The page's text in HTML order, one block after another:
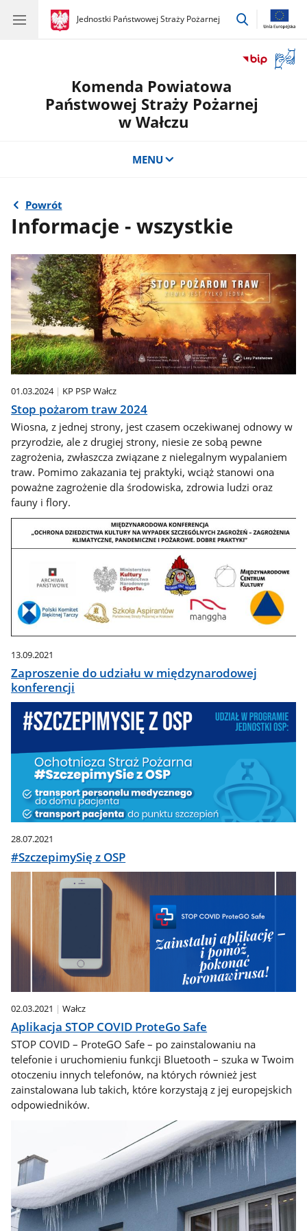
gov.pl
Jednostki Państwowej Straży Pożarnej
gov.pl
Jednostki
przejdź
okno
Komenda Powiatowa
Państwowej Straży Pożarnej
w Wałczu
MENU
Powrót
Informacje - wszystkie
01.03.2024 KP PSP Wałcz
Stop pożarom traw 2024
Wiosna, z jednej strony, jest czasem oczekiwanej odnowy w
przyrodzie, ale z drugiej strony, niesie ze sobą pewne
zagrożenia, zwłaszcza związane z nielegalnym wypalaniem
traw. Pomimo zakazania tej praktyki, wciąż stanowi ona
poważne zagrożenie dla środowiska, zdrowia ludzi oraz
fauny i flory.
13.09.2021
Zaproszenie do udziału w międzynarodowej
konferencji
28.07.2021
#SzczepimySię z OSP
02.03.2021 Wałcz
Aplikacja STOP COVID ProteGo Safe
STOP COVID – ProteGO Safe – po zainstalowaniu na
telefonie i uruchomieniu funkcji Bluetooth – szuka w Twoim
otoczeniu innych telefonów, na których również jest
zainstalowana lub takich, które korzystają z jej europejskich
odpowiedników.